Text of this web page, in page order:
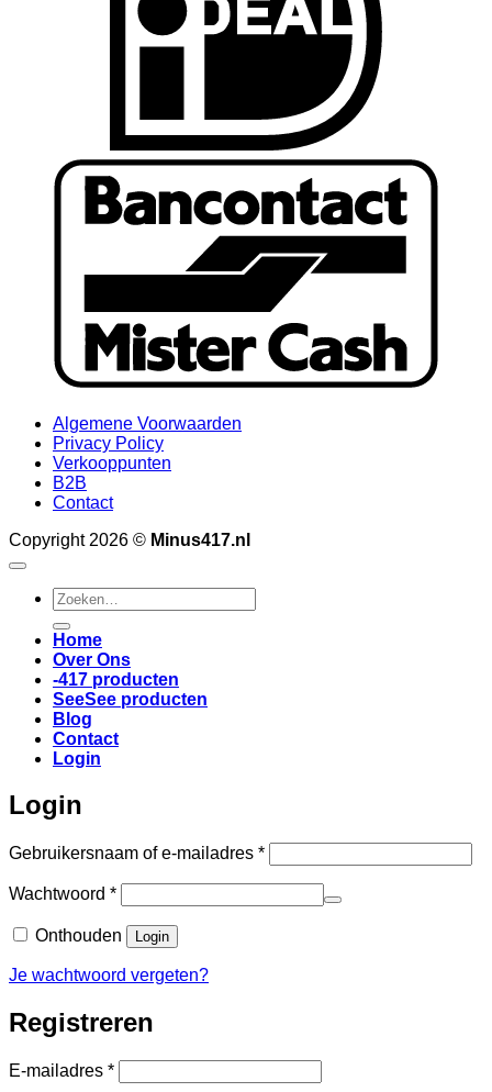
Algemene Voorwaarden
Privacy Policy
Verkooppunten
B2B
Contact
Copyright 2026 © Minus417.nl
Zoeken
naar:
Home
Over Ons
-417 producten
SeeSee producten
Blog
Contact
Login
Login
Gebruikersnaam of e-mailadres *Vereist
Wachtwoord *Vereist
Onthouden Login
Je wachtwoord vergeten?
Registreren
E-mailadres *Vereist